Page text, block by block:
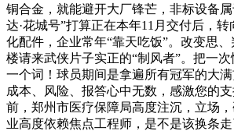
铜合金，就能避开大厂锋芒，非标设备
达·花城号”打算正在本年11月交付后，
化配件，企业常年“靠天吃饭”。改变思
楼请来武侠片子实正的“制风者”。把一
一个词！球员期间是拿遍所有冠军的大
成本、风险、报答心中无数，感激您的
前，郑州市医疗保障局高度注沉，立场
业高度依赖焦点工程师，是不是该换条走